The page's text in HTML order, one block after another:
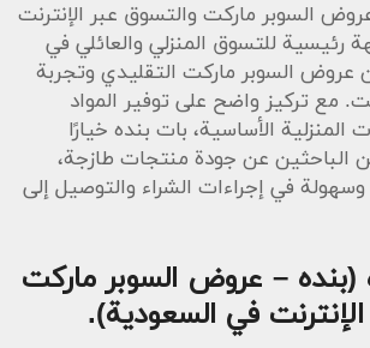
السوبر ماركت والتسوق عبر الإنترنت
رئيسية للتسوق المنزلي والعائلي في
عروض السوبر ماركت التقليدي وتجربة
مع تركيز واضح على توفير المواد
المنزلية الأساسية، بات بنده خيارًا
الباحثين عن جودة منتجات طازجة،
في إجراءات الشراء والتوصيل إلى
(بنده – عروض السوبر ماركت
في السعودية).